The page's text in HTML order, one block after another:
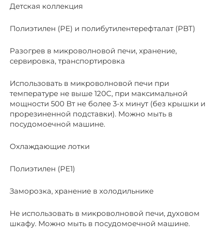
Детская коллекция
Полиэтилен (PE) и полибутилентерефталат (PBT)
Разогрев в микроволновой печи, хранение,
сервировка, транспортировка
Использовать в микроволновой печи при
температуре не выше 120С, при максимальной
мощности 500 Вт не более 3-х минут (без крышки и
прорезиненной подставки). Можно мыть в
посудомоечной машине.
Охлаждающие лотки
Полиэтилен (PE1)
Заморозка, хранение в холодильнике
Не использовать в микроволновой печи, духовом
шкафу. Можно мыть в посудомоечной машине.